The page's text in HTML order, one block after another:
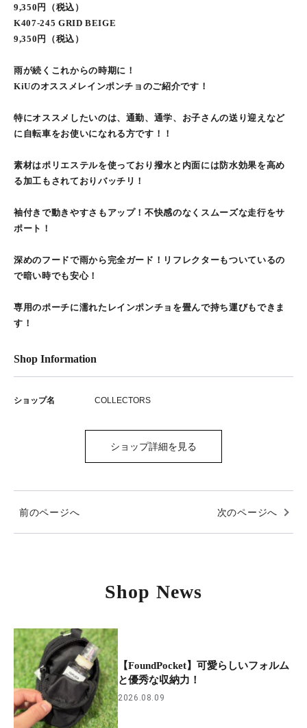
9,350円（税込）
K407-245 GRID BEIGE
9,350円（税込）
雨が続くこれからの時期に！
KiUのオススメレインポンチョのご紹介です！
特にオススメしたいのは、通勤、通学、お子さんの送り迎えなど
に自転車をお使いになれる方です！！
素材はポリエステルを使っており撥水と内面には防水効果を高め
る加工もされておりバッチリ！
袖付きで動きやすさもアップ！不快感のなくスムーズな走行をサ
ポート！
深めのフードで雨から完全ガード！リフレクターもついているの
で暗い時でも安心！
専用のポーチに濡れたレインポンチョを畳んで持ち運びもできま
す！
Shop Information
ショップ名 COLLECTORS
ショップ詳細を見る
前のページへ 次のページへ
Shop News
【FoundPocket】可愛らしいフォルム
と優秀な収納力！
2026.08.09